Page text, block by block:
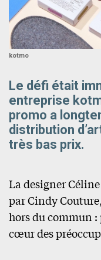
kotmo
Le défi était
entreprise
promo a
distribution
très bas prix.
La designer
par Cindy
hors du commun
cœur des